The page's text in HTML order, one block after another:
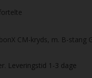
CM-kryds, m. B-stang
Leveringstid 1-3 dage